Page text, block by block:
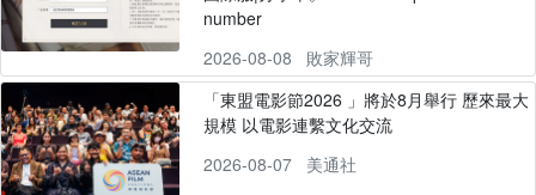
number
2026-08-08
敗家輝哥
「東盟電影節2026 」將於8月舉行 歷來最大
規模 以電影連繫文化交流
2026-08-07
美通社